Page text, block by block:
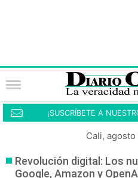
¡SUSCRÍBETE A
Cali,
Revolución digital: Los
Google, Amazon y